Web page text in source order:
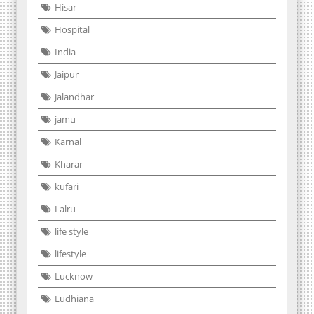
Hisar
Hospital
India
Jaipur
Jalandhar
jamu
Karnal
Kharar
kufari
Lalru
life style
lifestyle
Lucknow
Ludhiana